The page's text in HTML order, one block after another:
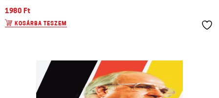
1980 Ft
KOSÁRBA TESZEM